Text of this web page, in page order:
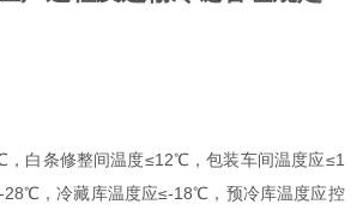
白条修整间温度≤12℃，包装车间温度应≤1
，冷藏库温度应≤-18℃，预冷库温度应控